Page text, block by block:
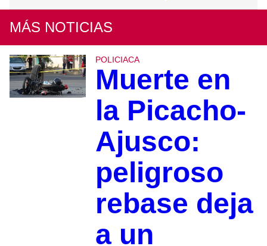
MÁS NOTICIAS
POLICIACA
Muerte en
la Picacho-
Ajusco:
peligroso
rebase deja
a un